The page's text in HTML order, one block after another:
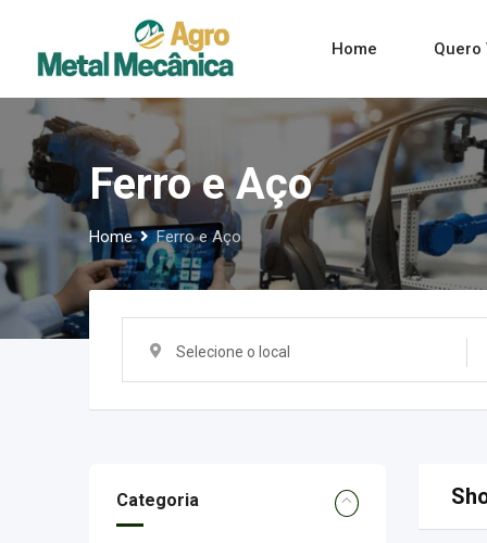
content
Home Quero
Ferro e Aço
Home Ferro e Aço
Selecione o local
Categoria